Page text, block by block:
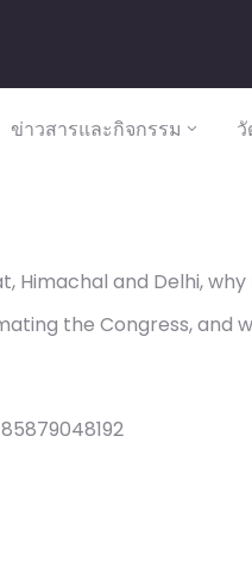
ข่าวสารและกิจกรรม
Himachal and Delhi, why
the Congress, and